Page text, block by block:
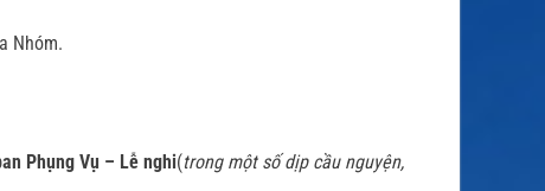
Nhóm.
Phụng Vụ – Lễ nghi(trong một số dịp cầu nguyện,